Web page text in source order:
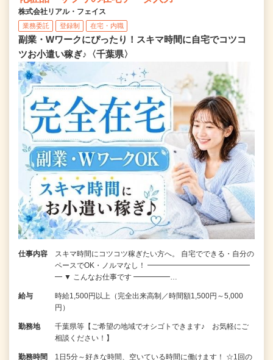
株式会社リアル・フェイス
業務委託 登録制 在宅・内職
副業・Wワークにぴったり！スキマ時間に自宅でコツコ
ツお小遣い稼ぎ♪〈千葉県〉
仕事内容
スキマ時間にコツコツ稼ぎたい方へ。 自宅でできる・自分の
ペースでOK・ノルマなし！ ━━━━━━━━━━━━━━
━ ▼ こんなお仕事です ━━━━━…
給与
時給1,500円以上（完全出来高制／時間額1,500円～5,000
円）
勤務地
千葉県等【ご希望の地域でオシゴトできます♪ お気軽にご
相談ください！】
勤務時間
1日5分～好きな時間、空いている時間に働けます！ ☆1回の